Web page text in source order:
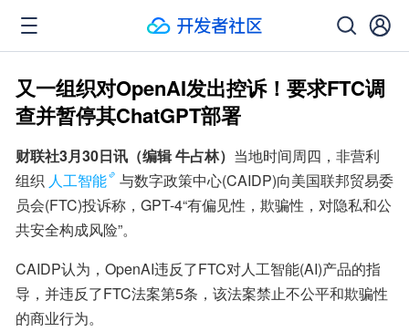
又一组织对OpenAI发出控诉！要求FTC调
查并暂停其ChatGPT部署
财联社3月30日讯（编辑 牛占林） 当地时间周四，非营利
组织 人工智能
与数字政策中心(CAIDP)向美国联邦贸易委
员会(FTC)投诉称，GPT-4“有偏见性，欺骗性，对隐私和公
共安全构成风险”。
CAIDP认为，OpenAI违反了FTC对人工智能(AI)产品的指
导，并违反了FTC法案第5条，该法案禁止不公平和欺骗性
的商业行为。